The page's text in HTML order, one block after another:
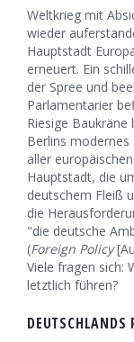
Weltkrieg mit
wieder
Hauptstadt
erneuert. Ein
der Spree und
Parlamentarier
Riesige
Berlins
aller
Hauptstadt, die
deutschem Fleiß
die
"die deutsche
(Foreign Policy
Viele fragen sich:
letztlich führen?
DEUTSCHLANDS